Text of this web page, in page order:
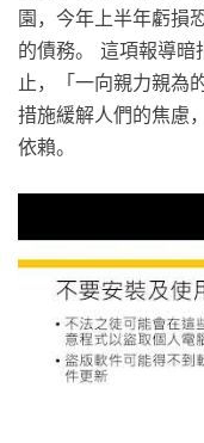
園，今年上半年虧損
的債務。 這項報導暗
止，「一向親力親為
措施緩解人們的焦慮
依賴。